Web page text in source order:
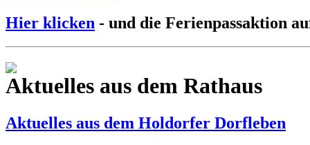
Hier klicken - und die Ferienpassaktion
Aktuelles aus dem Rathaus
Aktuelles aus dem Holdorfer Dorfleben